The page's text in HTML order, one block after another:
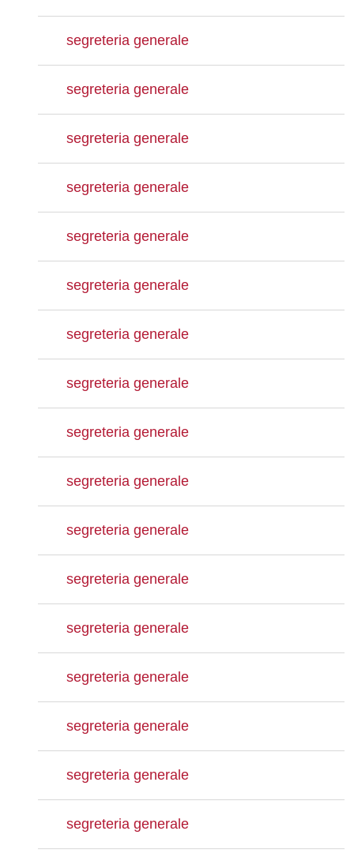
segreteria generale
segreteria generale
segreteria generale
segreteria generale
segreteria generale
segreteria generale
segreteria generale
segreteria generale
segreteria generale
segreteria generale
segreteria generale
segreteria generale
segreteria generale
segreteria generale
segreteria generale
segreteria generale
segreteria generale